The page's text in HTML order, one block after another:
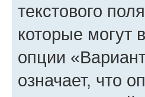
текстового
которые могут
опции
означает, что